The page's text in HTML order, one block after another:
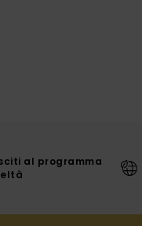
al programma